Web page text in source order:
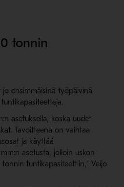
tonnin
ensimmäisinä työpäivinä
asetuksella, koska uudet
Tavoitteena on vaihtaa
ja käyttää
asetusta, jolloin uskon
tuntikapasiteettiin,” Veijo